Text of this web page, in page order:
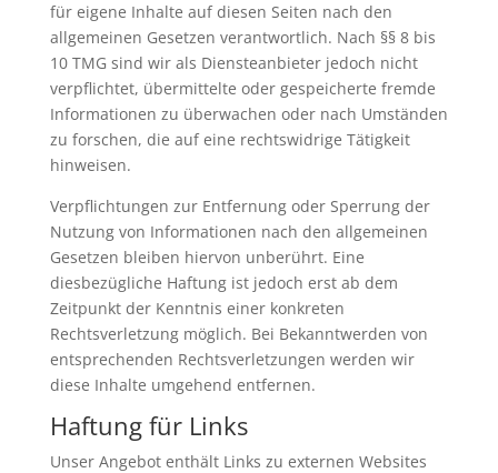
für eigene Inhalte auf diesen Seiten nach den
allgemeinen Gesetzen verantwortlich. Nach §§ 8 bis
10 TMG sind wir als Diensteanbieter jedoch nicht
verpflichtet, übermittelte oder gespeicherte fremde
Informationen zu überwachen oder nach Umständen
zu forschen, die auf eine rechtswidrige Tätigkeit
hinweisen.
Verpflichtungen zur Entfernung oder Sperrung der
Nutzung von Informationen nach den allgemeinen
Gesetzen bleiben hiervon unberührt. Eine
diesbezügliche Haftung ist jedoch erst ab dem
Zeitpunkt der Kenntnis einer konkreten
Rechtsverletzung möglich. Bei Bekanntwerden von
entsprechenden Rechtsverletzungen werden wir
diese Inhalte umgehend entfernen.
Haftung für Links
Unser Angebot enthält Links zu externen Websites